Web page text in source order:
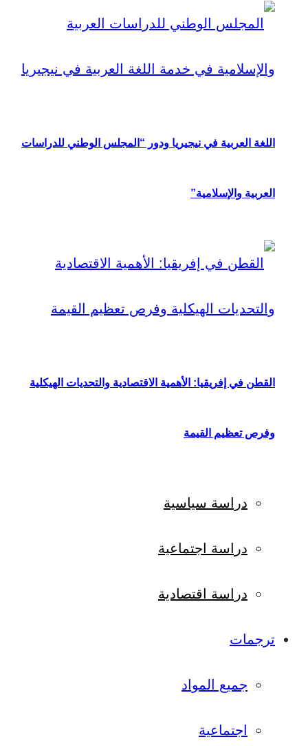
اللغة العربية في نيجيريا ودور “المجلس الوطني للدراسات
العربية والإسلامية”
القطن في إفريقيا: الأهمية الاقتصادية والتحديات الهيكلية
وفرص تعظيم القيمة
دراسة سياسية
دراسة اجتماعية
دراسة اقتصادية
ترجمات
جميع المواد
اجتماعية